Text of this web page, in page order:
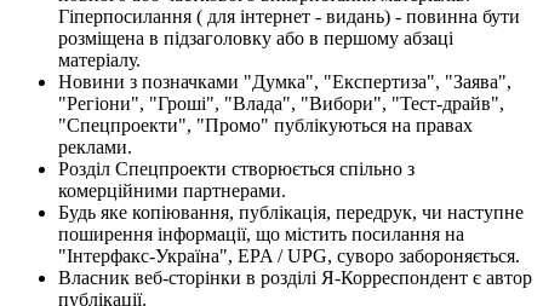
Гіперпосилання ( для інтернет - видань) - повинна бути
розміщена в підзаголовку або в першому абзаці
матеріалу.
Новини з позначками "Думка", "Експертиза", "Заява",
"Регіони", "Гроші", "Влада", "Вибори", "Тест-драйв",
"Спецпроекти", "Промо" публікуються на правах
реклами.
Розділ Спецпроекти створюється спільно з
комерційними партнерами.
Будь яке копіювання, публікація, передрук, чи наступне
поширення інформації, що містить посилання на
"Інтерфакс-Україна", EPA / UPG, суворо забороняється.
Власник веб-сторінки в розділі Я-Корреспондент є автор
публікації.